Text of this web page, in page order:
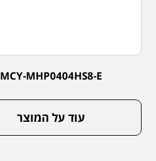
MCY-MHP0404HS8-E
עוד על המוצר